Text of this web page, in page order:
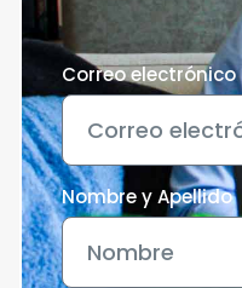
Correo electrónico
Nombre y Apellido